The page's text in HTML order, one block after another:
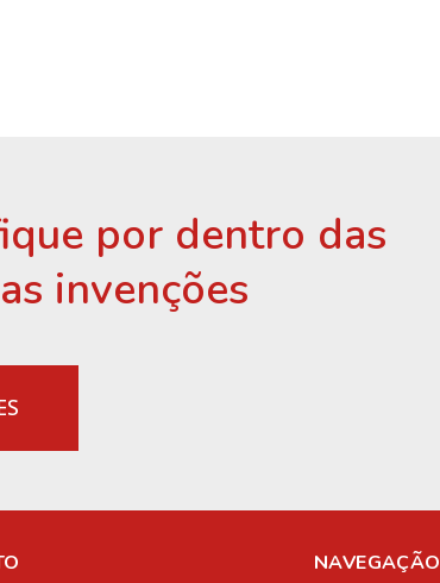
por dentro das
invenções
NAVEGAÇÃO